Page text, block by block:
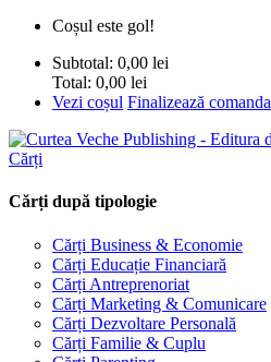
Coșul este gol!
Subtotal: 0,00 lei
Total: 0,00 lei
Vezi coșul Finalizează comanda
Cărți
Cărți după tipologie
Cărți Business & Economie
Cărți Educație Financiară
Cărți Antreprenoriat
Cărți Marketing & Comunicare
Cărți Dezvoltare Personală
Cărți Familie & Cuplu